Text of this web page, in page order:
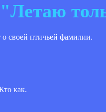
своей птичьей фамилии.
как.